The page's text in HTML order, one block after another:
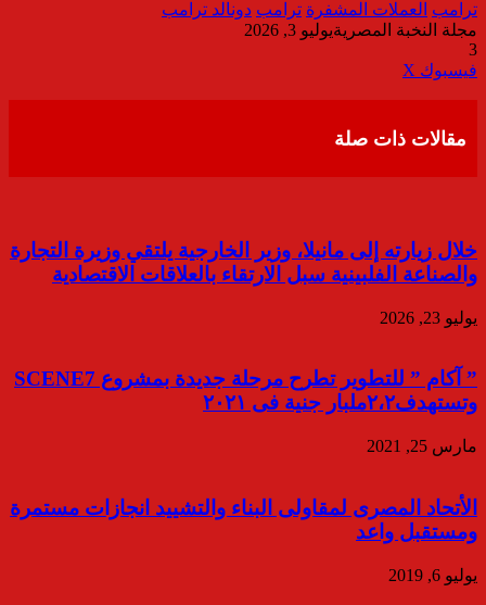
ترامب العملات المشفرة ترامب دونالد ترامب
مجلة النخبة المصريةيوليو 3, 2026
3
فيسبوك ‫X
مقالات ذات صلة
خلال زيارته إلى مانيلا، وزير الخارجية يلتقي وزيرة التجارة
والصناعة الفلبينية سبل الارتقاء بالعلاقات الاقتصادية
يوليو 23, 2026
” آكام ” للتطوير تطرح مرحلة جديدة بمشروع SCENE7
وتستهدف٢،٢ملبار جنية فى ٢٠٢١
مارس 25, 2021
الأتحاد المصرى لمقاولى البناء والتشييد انجازات مستمرة
ومستقبل واعد
يوليو 6, 2019